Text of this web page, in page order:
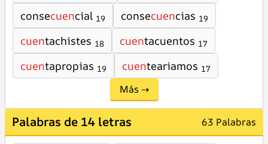
consecuencial 19 consecuencias 19
cuentachistes 18 cuentacuentos 17
cuentapropias 19 cuenteariamos 17
Más →
Palabras de 14 letras 63 Palabras